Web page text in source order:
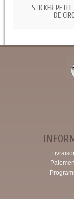
STICKER PETIT
DE